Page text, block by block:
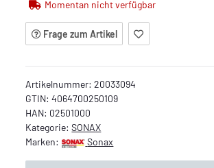
Momentan nicht verfügbar
Frage zum Artikel
Artikelnummer:20033094
GTIN: 4064700250109
HAN: 02501000
Kategorie:SONAX
Marken:
Sonax